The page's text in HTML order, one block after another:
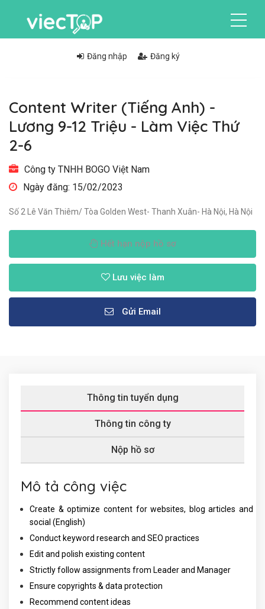
Đăng nhập Đăng ký
Content Writer (Tiếng Anh) -
Lương 9-12 Triệu - Làm Việc Thứ
2-6
Công ty TNHH BOGO Việt Nam
Ngày đăng: 15/02/2023
Số 2 Lê Văn Thiêm/ Tòa Golden West- Thanh Xuân- Hà Nội, Hà Nội
Hết hạn nộp hồ sơ
Lưu việc làm
Gửi Email
Thông tin tuyển dụng
Thông tin công ty
Nộp hồ sơ
Mô tả công việc
Create & optimize content for websites, blog articles and
social (English)
Conduct keyword research and SEO practices
Edit and polish existing content
Strictly follow assignments from Leader and Manager
Ensure copyrights & data protection
Recommend content ideas